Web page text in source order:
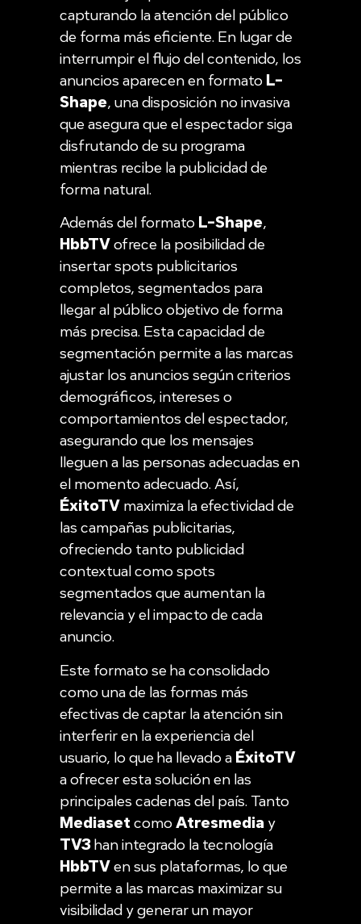
capturando la atención del público
de forma más eficiente. En lugar de
interrumpir el flujo del contenido, los
anuncios aparecen en formato L-
Shape, una disposición no invasiva
que asegura que el espectador siga
disfrutando de su programa
mientras recibe la publicidad de
forma natural.
Además del formato L-Shape,
HbbTVofrece la posibilidad de
insertar spots publicitarios
completos, segmentados para
llegar al público objetivo de forma
más precisa. Esta capacidad de
segmentación permite a las marcas
ajustar los anuncios según criterios
demográficos, intereses o
comportamientos del espectador,
asegurando que los mensajes
lleguen a las personas adecuadas en
el momento adecuado. Así,
ÉxitoTV maximiza la efectividad de
las campañas publicitarias,
ofreciendo tanto publicidad
contextual como spots
segmentados que aumentan la
relevancia y el impacto de cada
anuncio.
Este formato se ha consolidado
como una de las formas más
efectivas de captar la atención sin
interferir en la experiencia del
usuario, lo que ha llevado a ÉxitoTV
a ofrecer esta solución en las
principales cadenas del país. Tanto
MediasetcomoAtresmedia y
TV3han integrado la tecnología
HbbTVen sus plataformas, lo que
permite a las marcas maximizar su
visibilidad y generar un mayor